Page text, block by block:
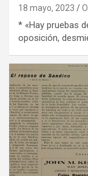
18 mayo, 2023
* «Hay pruebas
oposición,